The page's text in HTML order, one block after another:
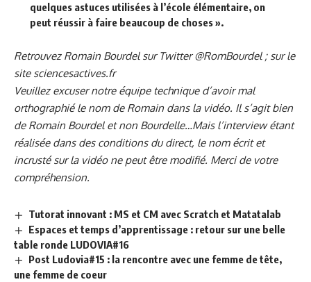
quelques astuces utilisées à l’école élémentaire, on
peut réussir à faire beaucoup de choses ».
Retrouvez Romain Bourdel sur Twitter @RomBourdel ; sur le
site sciencesactives.fr
Veuillez excuser notre équipe technique d’avoir mal
orthographié le nom de Romain dans la vidéo. Il s’agit bien
de Romain Bourdel et non Bourdelle…Mais l’interview étant
réalisée dans des conditions du direct, le nom écrit et
incrusté sur la vidéo ne peut être modifié. Merci de votre
compréhension.
Tutorat innovant : MS et CM avec Scratch et Matatalab
Espaces et temps d’apprentissage : retour sur une belle
table ronde LUDOVIA#16
Post Ludovia#15 : la rencontre avec une femme de tête,
une femme de coeur